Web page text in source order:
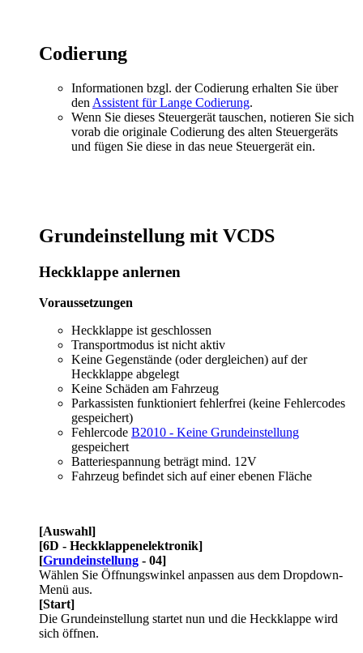
Codierung
Informationen bzgl. der Codierung erhalten Sie über
den Assistent für Lange Codierung.
Wenn Sie dieses Steuergerät tauschen, notieren Sie sich
vorab die originale Codierung des alten Steuergeräts
und fügen Sie diese in das neue Steuergerät ein.
Grundeinstellung mit VCDS
Heckklappe anlernen
Voraussetzungen
Heckklappe ist geschlossen
Transportmodus ist nicht aktiv
Keine Gegenstände (oder dergleichen) auf der
Heckklappe abgelegt
Keine Schäden am Fahrzeug
Parkassisten funktioniert fehlerfrei (keine Fehlercodes
gespeichert)
Fehlercode B2010 - Keine Grundeinstellung
gespeichert
Batteriespannung beträgt mind. 12V
Fahrzeug befindet sich auf einer ebenen Fläche
[Auswahl]
[6D - Heckklappenelektronik]
[Grundeinstellung - 04]
Wählen Sie Öffnungswinkel anpassen aus dem Dropdown-
Menü aus.
[Start]
Die Grundeinstellung startet nun und die Heckklappe wird
sich öffnen.